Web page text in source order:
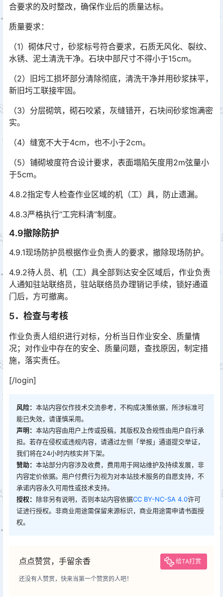
合要求的及时整改，确保作业后的质量达标。
质量要求：
（1）砌体尺寸，砂浆标号符合要求，石质无风化、裂纹、
水锈、泥土清洗干净。石块中部尺寸不得小于15cm。
（2）旧圬工损坏部分清除彻底，清洗干净并用砂浆抹平，
新旧圬工联接牢固。
（3）分层砌筑，砌石咬紧，灰缝错开，石块间砂浆饱满密
实。
（4）缝宽不大于4cm，也不小于2cm。
（5）铺砌坡度符合设计要求，表面塌陷矢度用2m弦量小
于5cm。
4.8.2指定专人检查作业区域的机（工）具，防止遗漏。
4.8.3严格执行“工完料清”制度。
4.9撤除防护
4.9.1现场防护员根据作业负责人的要求，撤除现场防护。
4.9.2待人员、机（工）具全部到达安全区域后，作业负责
人通知驻站联络员，驻站联络员办理销记手续，锁好通道
门后，方可撤离。
5．检查与考核
作业负责人组织进行对标，分析当日作业安全、质量情
况；对作业中存在的安全、质量问题，查找原因，制定措
施，落实责任。
[/login]
风险： 本站内容仅作技术交流参考，不构成决策依据，所涉标准可
能已失效，请谨慎采用。
声明： 本站内容由用户上传或投稿，其版权及合规性由用户自行承
担。若存在侵权或违规内容，请通过左侧「举报」通道提交举证，
我们将在24小时内核实并下架。
赞助： 本站部分内容涉及收费，费用用于网站维护及持续发展，非
内容定价依据。用户付费行为视为对本站技术服务的自愿支持，不
承诺内容永久可用性或技术支持。
授权： 除非另有说明，否则本站内容依据CC BY-NC-SA 4.0许可
证进行授权。非商业用途需保留来源标识，商业用途需申请书面授
权。
点点赞赏，手留余香 给TA打赏
还没有人赞赏，快来当第一个赞赏的人吧！